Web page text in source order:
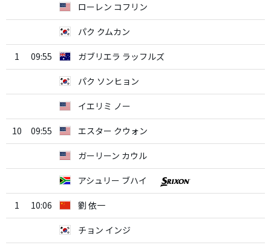
ローレン コフリン
パク クムカン
1 09:55 ガブリエラ ラッフルズ
パク ソンヒョン
イエリミ ノー
10 09:55 エスター クウォン
ガーリーン カウル
アシュリー ブハイ
1 10:06 劉 依一
チョン インジ